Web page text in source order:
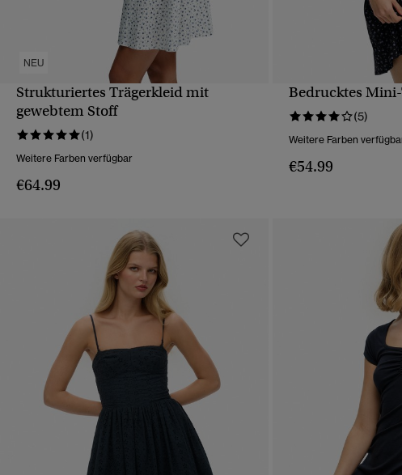
NEU
SCHNELLANSICHT
Strukturiertes Trägerkleid mit
gewebtem Stoff
(1)
Weitere Farben verfügbar
€64.99
Bedrucktes
(5)
Weitere Farben
€54.99